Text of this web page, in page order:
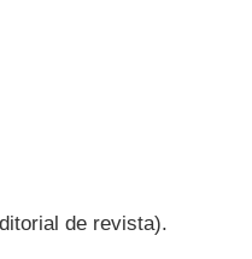
de revista).